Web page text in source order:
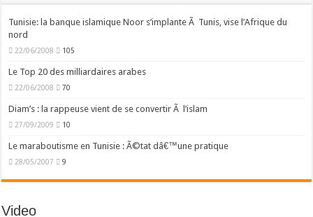
Tunisie: la banque islamique Noor s’implante Ã Tunis, vise l’Afrique du
nord
22/06/2008 105
Le Top 20 des milliardaires arabes
22/06/2008 70
Diam’s : la rappeuse vient de se convertir Ã l’islam
27/09/2009 10
Le maraboutisme en Tunisie : Ã©tat dâ€™une pratique
28/05/2007 9
Video